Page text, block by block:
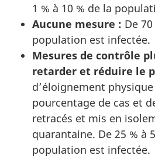
1 % à 10 % de la
Aucune mesure : De
population est infectée.
Mesures de contrôle
retarder et réduire le
d’éloignement
pourcentage de cas et
retracés et mis en
quarantaine. De 25 % à
population est infectée.